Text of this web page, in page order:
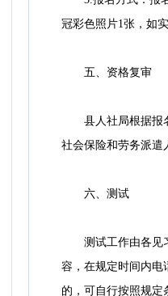
冠彩色照片1张，如
五、资格复审
县人社局根据报名
社会保险和劳务派遣
六、测试
测试工作由各见习
容，在规定时间内电
的，可自行按照规定